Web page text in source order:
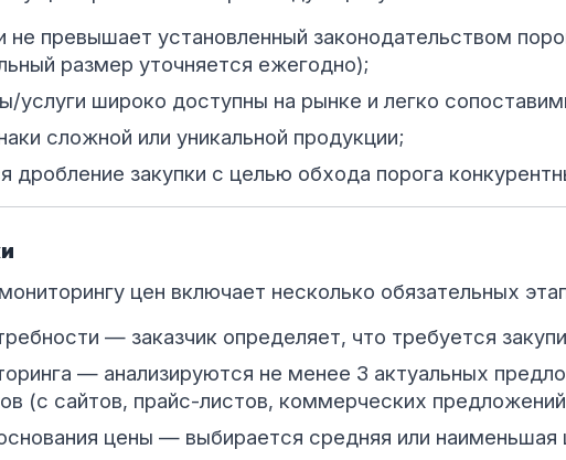
не превышает установленный законодательством
размер уточняется ежегодно);
услуги широко доступны на рынке и легко
сложной или уникальной продукции;
дробление закупки с целью обхода порога
цен включает несколько обязательных
— заказчик определяет, что требуется
— анализируются не менее 3 актуальных
(с сайтов, прайс-листов, коммерческих
цены — выбирается средняя или наименьшая